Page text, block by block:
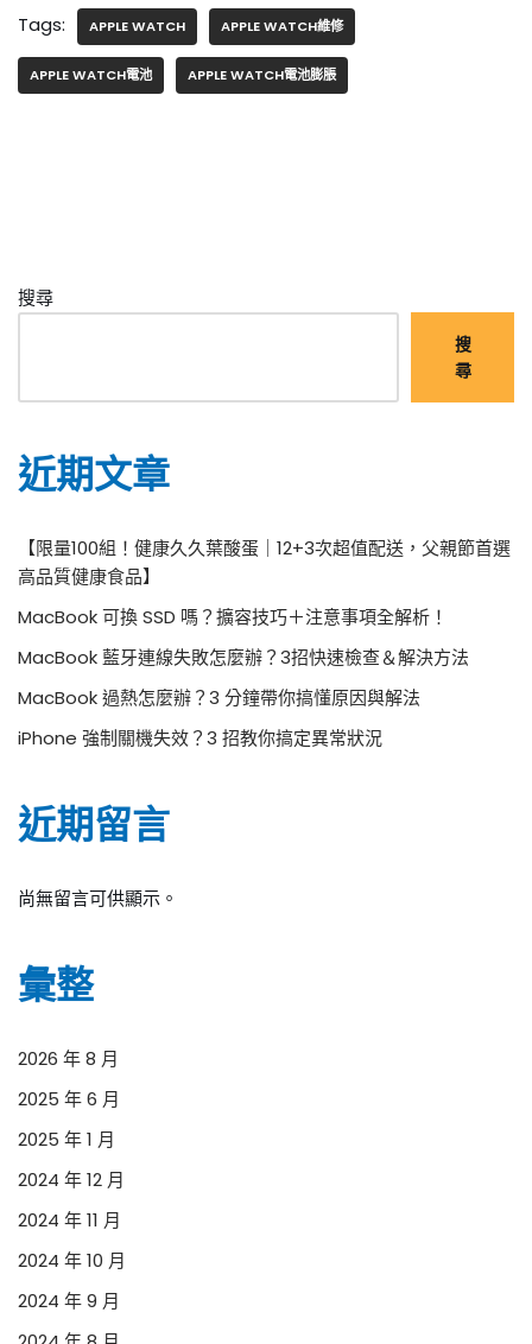
Tags: APPLE WATCH APPLE WATCH維修
APPLE WATCH電池 APPLE WATCH電池膨脹
搜尋
搜
尋
近期文章
【限量100組！健康久久葉酸蛋｜12+3次超值配送，父親節首選
高品質健康食品】
MacBook 可換 SSD 嗎？擴容技巧＋注意事項全解析！
MacBook 藍牙連線失敗怎麼辦？3招快速檢查＆解決方法
MacBook 過熱怎麼辦？3 分鐘帶你搞懂原因與解法
iPhone 強制關機失效？3 招教你搞定異常狀況
近期留言
尚無留言可供顯示。
彙整
2026 年 8 月
2025 年 6 月
2025 年 1 月
2024 年 12 月
2024 年 11 月
2024 年 10 月
2024 年 9 月